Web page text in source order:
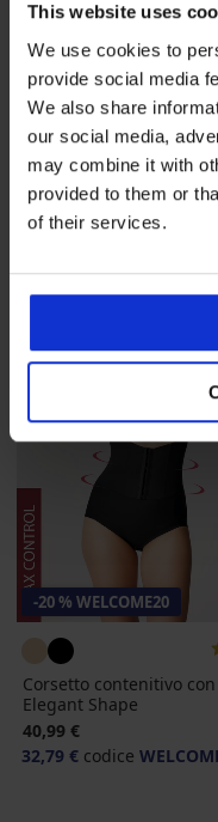
This website uses
We use cookies to
provide social media
We also share
our social media,
may combine it with
provided to them or
of their services.
-20 % WELCOME20
Corsetto contenitivo
36,39 €
29,11 € codice
-20 % WELCOME20
Corsetto contenitivo
Elegant Shape
40,99 €
32,79 € codice